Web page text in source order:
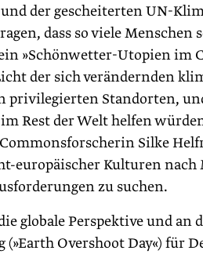
der gescheiterten UN-
dass so viele
»Schönwetter-Utopien im
der sich verändernden
privilegierten Standorten,
Rest der Welt helfen
Silke
europäischer Kulturen nach
zu suchen.
globale Perspektive und
Overshoot Day«) für